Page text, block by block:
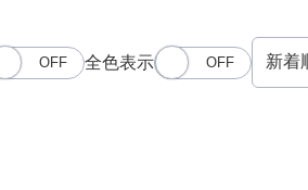
全色表示